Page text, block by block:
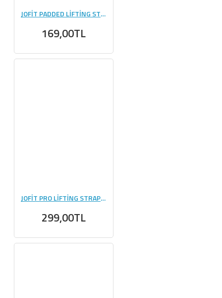
JOFİT PADDED LİFTİNG STRAP SİYAH - NEON YEŞİL
169,00TL
JOFİT PRO LİFTİNG STRAPS - BEYAZ
299,00TL